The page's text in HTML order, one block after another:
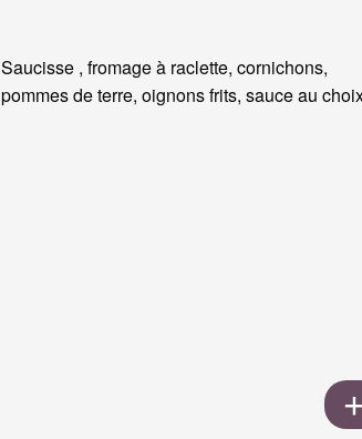
Saucisse , fromage à raclette, cornichons,
pommes de terre, oignons frits, sauce au